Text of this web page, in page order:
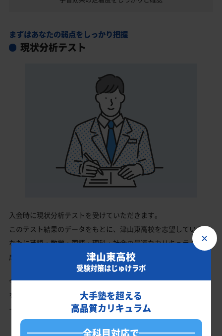
まずはあなたの弱点をしっかり把握
現状分析テスト
入会時に現状分析テストを受けていただきます。
このテスト結果のデータをもとに、津山東高校を志望しているあ
なたに英語・数学・国語・理科・社会の最適なカリキュラムを作
成します。
今の成績・偏差値から津山東高校の入試で確実に合格最低点以上
を取る、余裕を持って合格点を取るための勉強法、学習スケジュ
ールを明確にします。
×
津山東高校
受験対策はじゅけラボ
大手塾を超える
高品質カリキュラム
全科目対応で